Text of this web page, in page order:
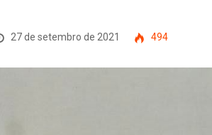
27 de setembro de 2021 494